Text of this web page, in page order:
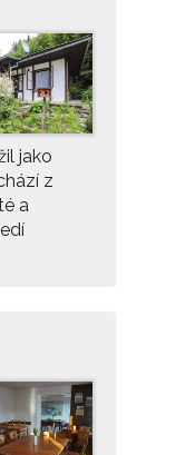
jako
z
a